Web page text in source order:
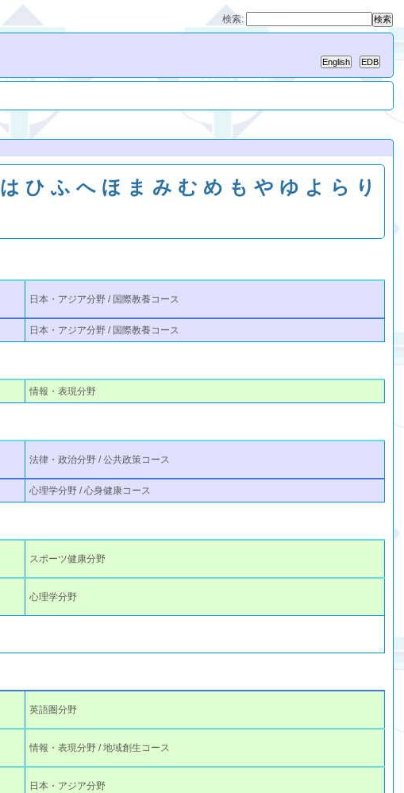
検索:
は ひ ふ へ ほ ま み む め も や ゆ よ ら り
日本・アジア分野 / 国際教養コース
日本・アジア分野 / 国際教養コース
情報・表現分野
法律・政治分野 / 公共政策コース
心理学分野 / 心身健康コース
スポーツ健康分野
心理学分野
英語圏分野
情報・表現分野 / 地域創生コース
日本・アジア分野